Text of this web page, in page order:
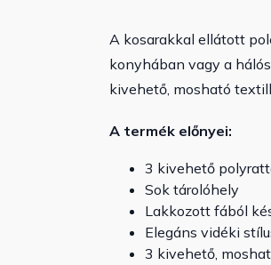
A kosarakkal ellátott
konyhában vagy a
kivehető, mosható
A termék előnyei:
3 kivehető
Sok tárolóhely
Lakkozott fából
Elegáns vidéki
3 kivehető,